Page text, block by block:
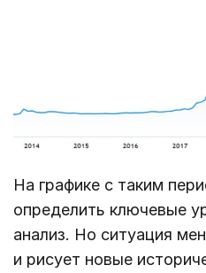
На графике с таким
определить ключевые
анализ. Но ситуация
и рисует новые